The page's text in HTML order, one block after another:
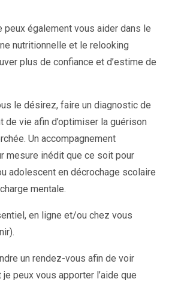
peux également vous aider dans le
nutritionnelle et le relooking
plus de confiance et d’estime de
le désirez, faire un diagnostic de
de vie afin d’optimiser la guérison
Un accompagnement
mesure inédit que ce soit pour
adolescent en décrochage scolaire
mentale.
en ligne et/ou chez vous
un rendez-vous afin de voir
peux vous apporter l’aide que